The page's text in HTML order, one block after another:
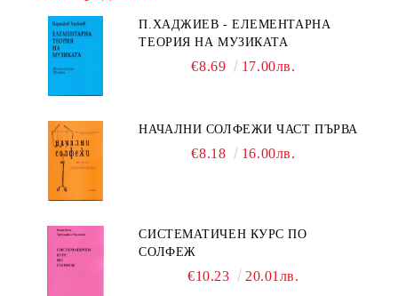
П.ХАДЖИЕВ - ЕЛЕМЕНТАРНА
ТЕОРИЯ НА МУЗИКАТА
€8.69 17.00лв.
НАЧАЛНИ СОЛФЕЖИ ЧАСТ ПЪРВА
€8.18 16.00лв.
СИСТЕМАТИЧЕН КУРС ПО
СОЛФЕЖ
€10.23 20.01лв.